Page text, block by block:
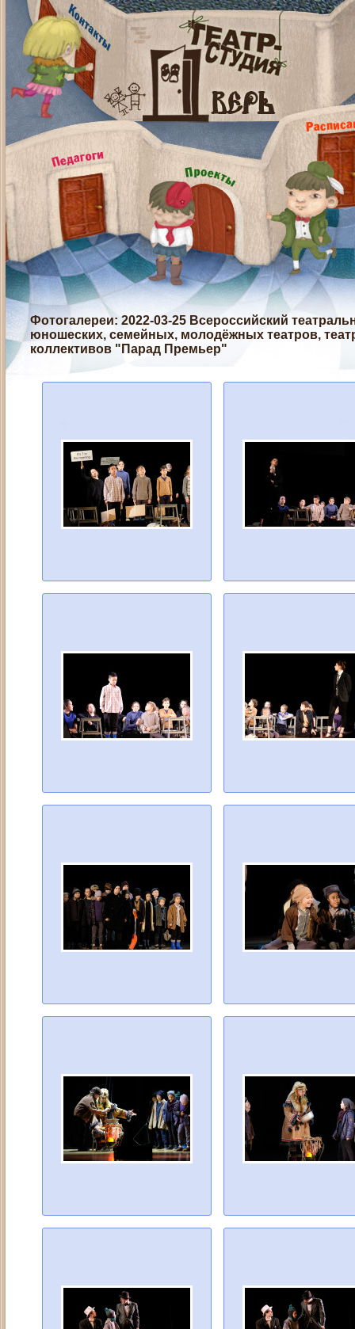
Фотогалереи: 2022-03-25 Всероссийский
юношеских, семейных, молодёжных театров,
коллективов "Парад Премьер"